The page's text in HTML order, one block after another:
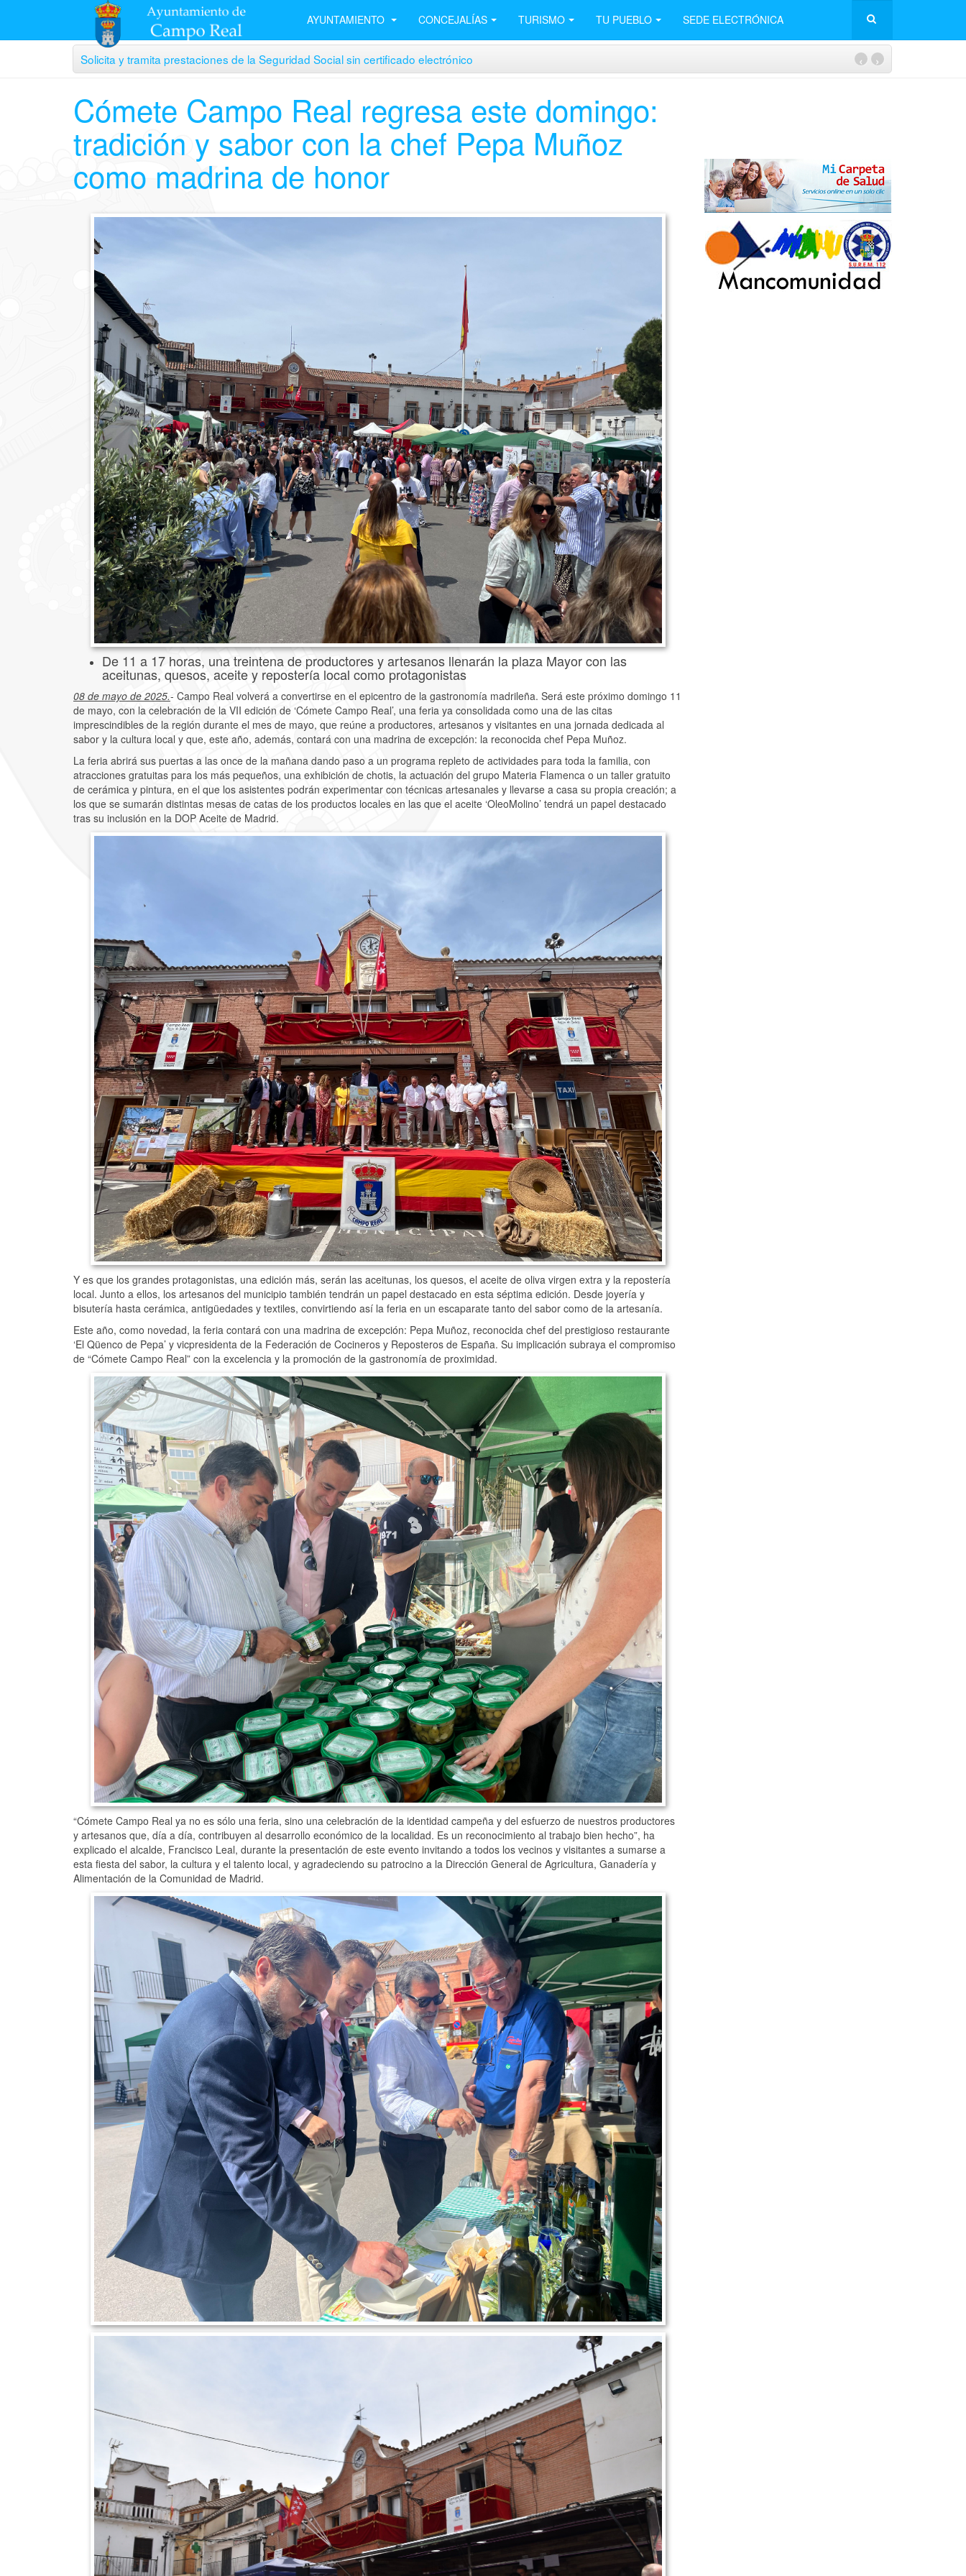
AYUNTAMIENTO CONCEJALÍAS TURISMO TU PUEBLO SEDE ELECTRÓNICA
Solicita y tramita prestaciones de la Seguridad Social sin certificado electrónico ›
‹
Cómete Campo Real regresa este domingo:
tradición y sabor con la chef Pepa Muñoz
como madrina de honor
De 11 a 17 horas, una treintena de productores y artesanos llenarán la plaza Mayor con las
aceitunas, quesos, aceite y repostería local como protagonistas
08 de mayo de 2025.- Campo Real volverá a convertirse en el epicentro de la gastronomía madrileña. Será este próximo domingo 11
de mayo, con la celebración de la VII edición de ‘Cómete Campo Real’, una feria ya consolidada como una de las citas
imprescindibles de la región durante el mes de mayo, que reúne a productores, artesanos y visitantes en una jornada dedicada al
sabor y la cultura local y que, este año, además, contará con una madrina de excepción: la reconocida chef Pepa Muñoz.
La feria abrirá sus puertas a las once de la mañana dando paso a un programa repleto de actividades para toda la familia, con
atracciones gratuitas para los más pequeños, una exhibición de chotis, la actuación del grupo Materia Flamenca o un taller gratuito
de cerámica y pintura, en el que los asistentes podrán experimentar con técnicas artesanales y llevarse a casa su propia creación; a
los que se sumarán distintas mesas de catas de los productos locales en las que el aceite ‘OleoMolino’ tendrá un papel destacado
tras su inclusión en la DOP Aceite de Madrid.
Y es que los grandes protagonistas, una edición más, serán las aceitunas, los quesos, el aceite de oliva virgen extra y la repostería
local. Junto a ellos, los artesanos del municipio también tendrán un papel destacado en esta séptima edición. Desde joyería y
bisutería hasta cerámica, antigüedades y textiles, convirtiendo así la feria en un escaparate tanto del sabor como de la artesanía.
Este año, como novedad, la feria contará con una madrina de excepción: Pepa Muñoz, reconocida chef del prestigioso restaurante
‘El Qüenco de Pepa’ y vicpresidenta de la Federación de Cocineros y Reposteros de España. Su implicación subraya el compromiso
de “Cómete Campo Real” con la excelencia y la promoción de la gastronomía de proximidad.
“Cómete Campo Real ya no es sólo una feria, sino una celebración de la identidad campeña y del esfuerzo de nuestros productores
y artesanos que, día a día, contribuyen al desarrollo económico de la localidad. Es un reconocimiento al trabajo bien hecho”, ha
explicado el alcalde, Francisco Leal, durante la presentación de este evento invitando a todos los vecinos y visitantes a sumarse a
esta fiesta del sabor, la cultura y el talento local, y agradeciendo su patrocino a la Dirección General de Agricultura, Ganadería y
Alimentación de la Comunidad de Madrid.